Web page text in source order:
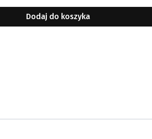
Dodaj do koszyka